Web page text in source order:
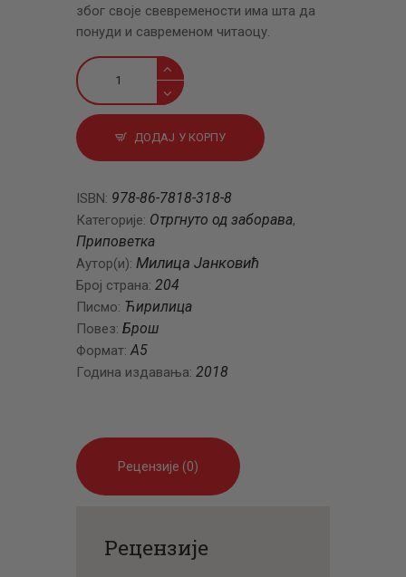
због своје свевремености има шта да
понуди и савременом читаоцу.
Путем
количина
ДОДАЈ У КОРПУ
ISBN: 978-86-7818-318-8
Категорије: Отргнуто од заборава,
Приповетка
Аутор(и): Милица Јанковић
Број страна: 204
Писмо: Ћирилица
Повез: Брош
Формат:A5
Година издавања: 2018
Рецензије (0)
Рецензије